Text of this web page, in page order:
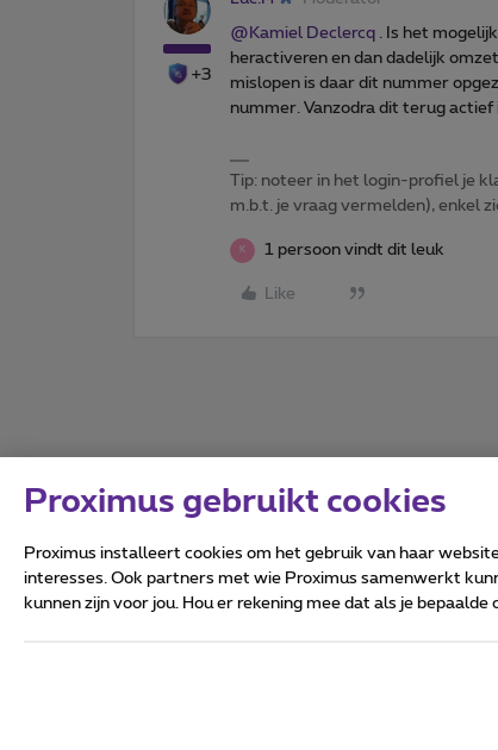
+3
@Kamiel Declercq . Is het
heractiveren en dan dadelijk
mislopen is daar dit nummer
nummer. Vanzodra dit terug
Tip: noteer in het login-profiel je
m.b.t. je vraag vermelden), enkel
K 1 persoon vindt dit leuk
Like
Alle rechten
Proximus gebruikt cookies
Proximus installeert cookies om het gebruik van haar
interesses. Ook partners met wie Proximus samenwerkt
kunnen zijn voor jou. Hou er rekening mee dat als je